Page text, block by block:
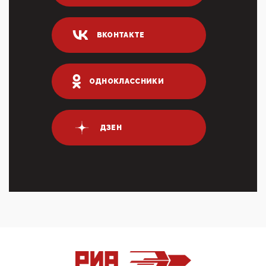
Суммарное вознаграждение менеджменту в 15
крупных банках по итогам 2025 года превысило 63
млрд руб. ...
03:01, 10 Апреля 2026
что союзники просили Киев не наносить удары по
энергети...
01:54, 10 Апреля 2026
ПрезидентПутинвчера вечером обьявил
Пасхальное перемирие с 16 часов субботы до конца
дня Воскресен...
01:09, 10 Апреля 2026
Честно говоря, ситуация с продвижением через
ВКОНТАКТЕ
ОДНОКЛАССНИКИ
ДЗЕН